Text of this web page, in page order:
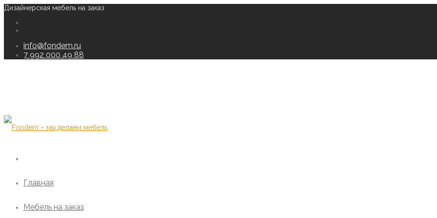
Дизайнерская мебель на заказ
info@fondem.ru
7 992 000 49 88
Главная
Мебель на заказ